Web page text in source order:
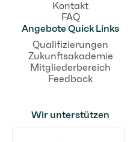
Kontakt
FAQ
Angebote Quick Links
Qualifizierungen
Zukunftsakademie
Mitgliederbereich
Feedback
Wir unterstützen